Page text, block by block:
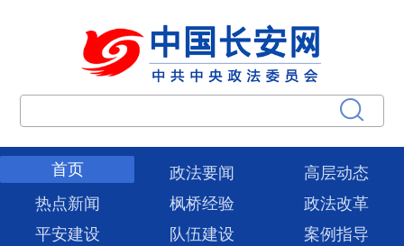
首页 政法要闻
高层动态
热点新闻
枫桥经验
政法改革
平安建设
队伍建设
案例指导